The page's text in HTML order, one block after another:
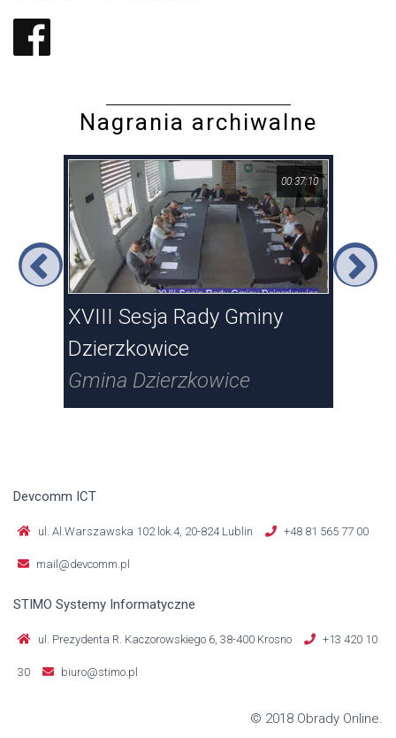
Nagrania archiwalne
00:37:10
XVIII Sesja Rady Gminy
Dzierzkowice
Gmina Dzierzkowice
Devcomm ICT
ul. Al.Warszawska 102 lok.4, 20-824 Lublin +48 81 565 77 00
mail@devcomm.pl
STIMO Systemy Informatyczne
ul. Prezydenta R. Kaczorowskiego 6, 38-400 Krosno +13 420 10
30 biuro@stimo.pl
© 2018 Obrady Online.